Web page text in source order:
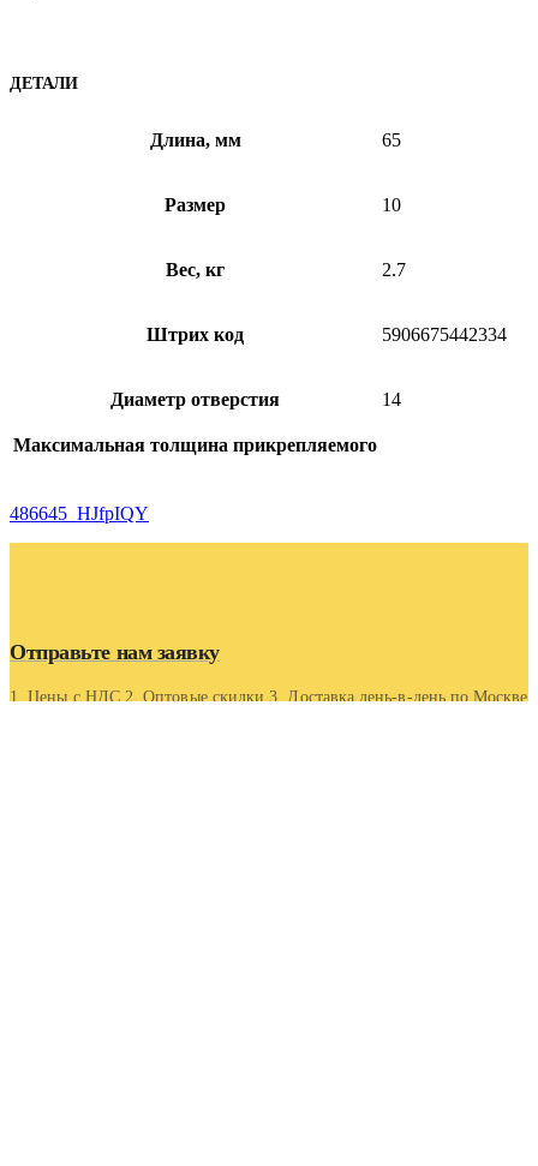
ДЕТАЛИ
Длина, мм 65
Размер 10
Вес, кг 2.7
Штрих код 5906675442334
Диаметр отверстия 14
Максимальная толщина прикрепляемого
486645_HJfpIQY
Отправьте нам заявку
1. Цены с НДС 2. Оптовые скидки 3. Доставка день-в-день по Москве